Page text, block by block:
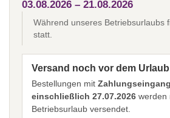
03.08.2026 – 21.08.2026
Während unseres Betriebsurlaubs
statt.
Versand noch vor dem Urlaub
Bestellungen mit
einschließlich 27.07.2026 werden
Betriebsurlaub versendet.